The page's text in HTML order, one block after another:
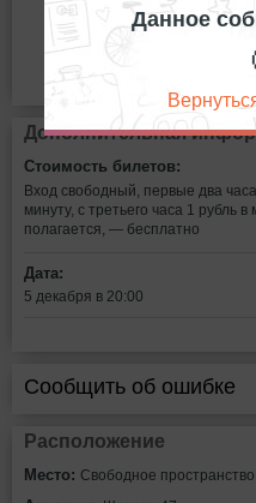
Дополнительная
Стоимость билетов:
Вход свободный, первые два
минуту, с третьего часа 1 рубль
полагается, — бесплатно
Дата:
5 декабря в 20:00
Сообщить об ошибке
Расположение
Место: Свободное
Данное